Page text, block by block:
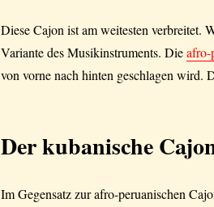
Diese Cajon ist am weitesten verbreitet.
Variante des Musikinstruments. Dieafro-
von vorne nach hinten geschlagen wird.
Der kubanische
Im Gegensatz zur afro-peruanischen